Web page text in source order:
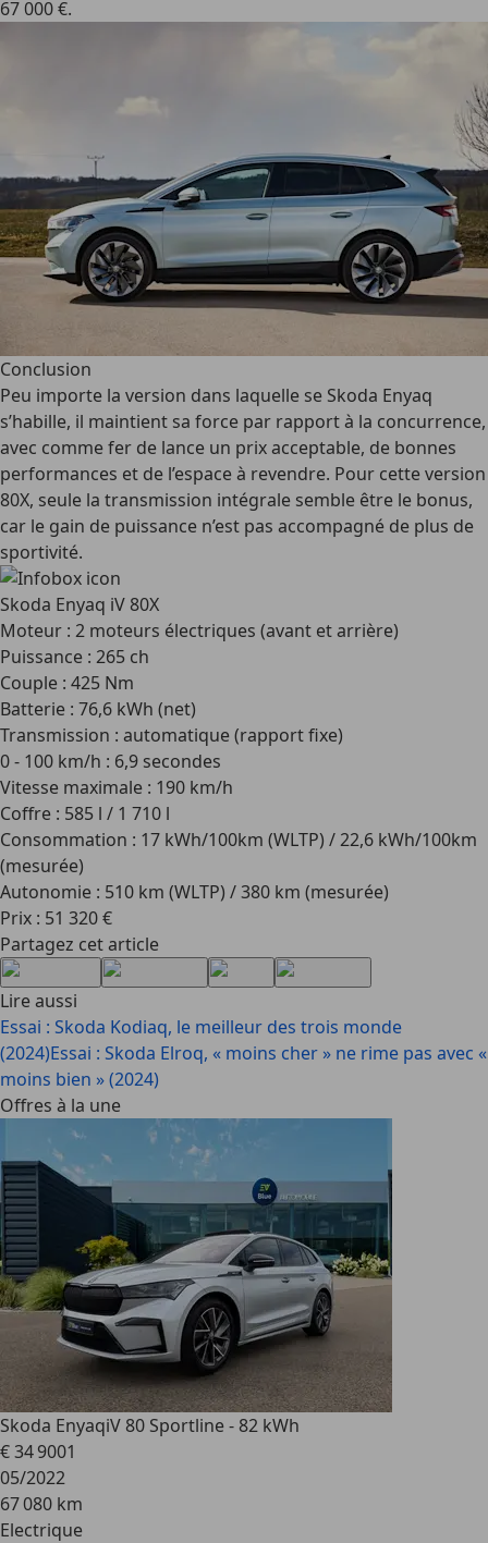
67 000 €.
Conclusion
Peu importe la version dans laquelle se Skoda Enyaq
s’habille, il maintient sa force par rapport à la concurrence,
avec comme fer de lance un prix acceptable, de bonnes
performances et de l’espace à revendre. Pour cette version
80X, seule la transmission intégrale semble être le bonus,
car le gain de puissance n’est pas accompagné de plus de
sportivité.
Skoda Enyaq iV 80X
Moteur : 2 moteurs électriques (avant et arrière)
Puissance : 265 ch
Couple : 425 Nm
Batterie : 76,6 kWh (net)
Transmission : automatique (rapport fixe)
0 - 100 km/h : 6,9 secondes
Vitesse maximale : 190 km/h
Coffre : 585 l / 1 710 l
Consommation : 17 kWh/100km (WLTP) / 22,6 kWh/100km
(mesurée)
Autonomie : 510 km (WLTP) / 380 km (mesurée)
Prix : 51 320 €
Partagez cet article
Lire aussi
Essai : Skoda Kodiaq, le meilleur des trois monde
(2024)Essai : Skoda Elroq, « moins cher » ne rime pas avec «
moins bien » (2024)
Offres à la une
Skoda EnyaqiV 80 Sportline - 82 kWh
€ 34 9001
05/2022
67 080 km
Electrique